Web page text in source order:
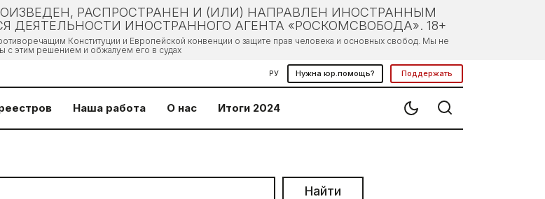
РАСПРОСТРАНЕН И (ИЛИ) НАПРАВЛЕН ИНОСТРАННЫМ
ДЕЯТЕЛЬНОСТИ ИНОСТРАННОГО АГЕНТА «РОСКОМСВОБОДА». 18+
Конституции и Европейской конвенции о защите прав человека и основных свобод. Мы не
с этим решением и обжалуем его в судах
РУ Нужна юр.помощь? Поддержать
Наша работа О нас Итоги 2024
Найти